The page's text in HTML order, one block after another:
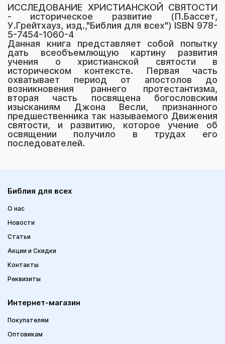
ИССЛЕДОВАНИЕ ХРИСТИАНСКОЙ СВЯТОСТИ
- историческое развитие (П.Бассет,
У.Грейтхауз, изд.,"Библия для всех") ISBN 978-
5-7454-1060-4
Данная книга представляет собой попытку
дать всеобъемлющую картину развития
учения о христианской святости в
историческом контексте. Первая часть
охватывает период от апостолов до
возникновения раннего протестантизма,
вторая часть посвящена богословским
изысканиям Джона Весли, признанного
предшественника так называемого Движения
святости, и развитию, которое учение об
освящении получило в трудах его
последователей.
Библия для всех
О нас
Новости
Статьи
Акции и Скидки
Контакты
Реквизиты
Интернет-магазин
Покупателям
Оптовикам